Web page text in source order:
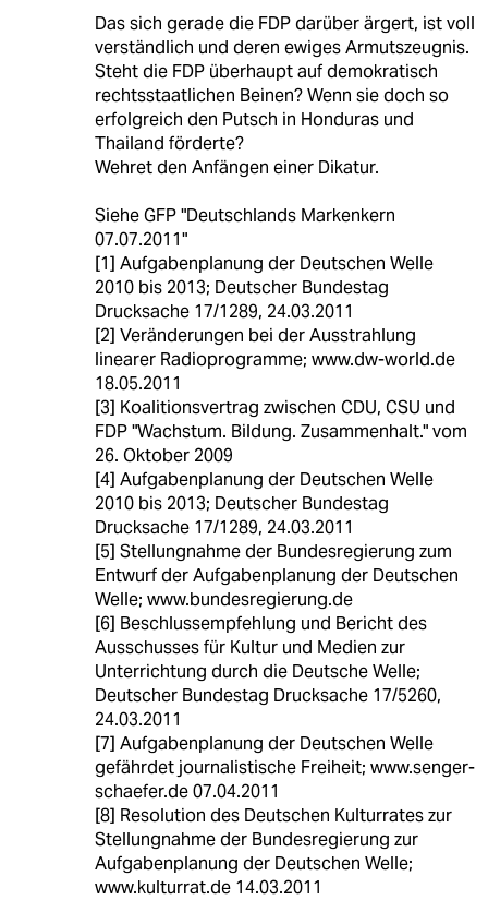
Das sich gerade die FDP darüber ärgert, ist voll
verständlich und deren ewiges Armutszeugnis.
Steht die FDP überhaupt auf demokratisch
rechtsstaatlichen Beinen? Wenn sie doch so
erfolgreich den Putsch in Honduras und
Thailand förderte?
Wehret den Anfängen einer Dikatur.
Siehe GFP "Deutschlands Markenkern
07.07.2011"
[1] Aufgabenplanung der Deutschen Welle
2010 bis 2013; Deutscher Bundestag
Drucksache 17/1289, 24.03.2011
[2] Veränderungen bei der Ausstrahlung
linearer Radioprogramme; www.dw-world.de
18.05.2011
[3] Koalitionsvertrag zwischen CDU, CSU und
FDP "Wachstum. Bildung. Zusammenhalt." vom
26. Oktober 2009
[4] Aufgabenplanung der Deutschen Welle
2010 bis 2013; Deutscher Bundestag
Drucksache 17/1289, 24.03.2011
[5] Stellungnahme der Bundesregierung zum
Entwurf der Aufgabenplanung der Deutschen
Welle; www.bundesregierung.de
[6] Beschlussempfehlung und Bericht des
Ausschusses für Kultur und Medien zur
Unterrichtung durch die Deutsche Welle;
Deutscher Bundestag Drucksache 17/5260,
24.03.2011
[7] Aufgabenplanung der Deutschen Welle
gefährdet journalistische Freiheit; www.senger-
schaefer.de 07.04.2011
[8] Resolution des Deutschen Kulturrates zur
Stellungnahme der Bundesregierung zur
Aufgabenplanung der Deutschen Welle;
www.kulturrat.de 14.03.2011